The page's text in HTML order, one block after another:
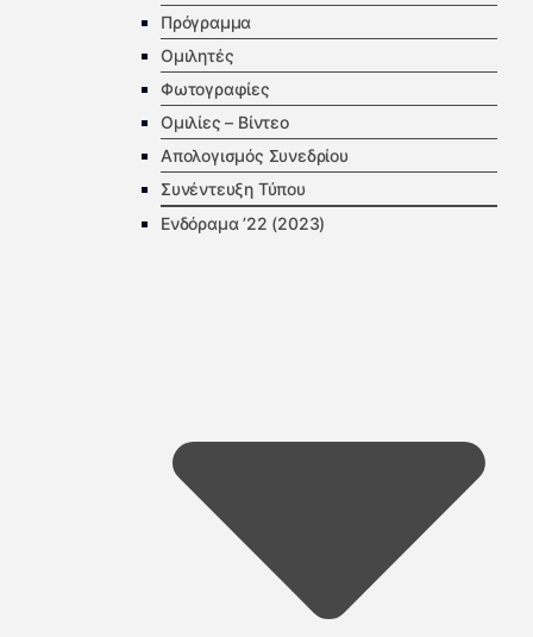
Πρόγραμμα
Ομιλητές
Φωτογραφίες
Ομιλίες – Βίντεο
Απολογισμός Συνεδρίου
Συνέντευξη Τύπου
Ενδόραμα ’22 (2023)